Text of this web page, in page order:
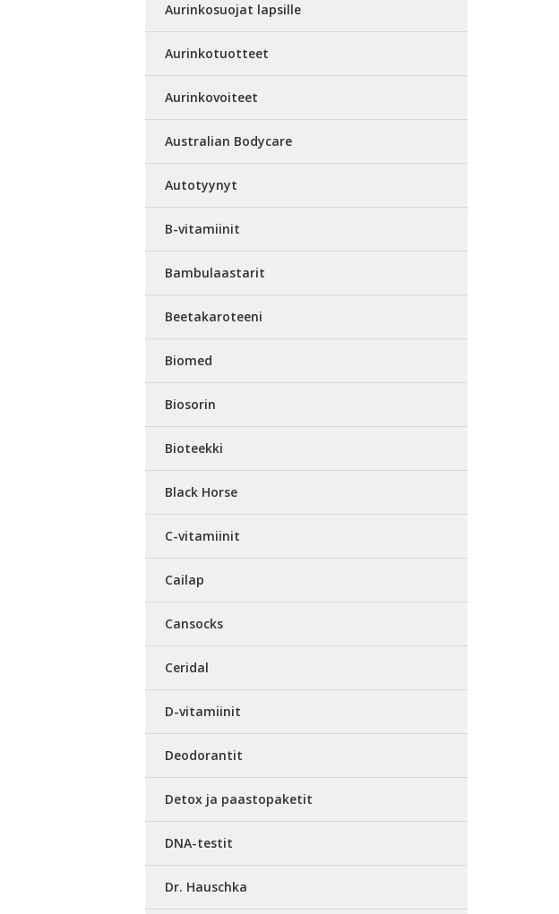
Aurinkosuojat lapsille
Aurinkotuotteet
Aurinkovoiteet
Australian Bodycare
Autotyynyt
B-vitamiinit
Bambulaastarit
Beetakaroteeni
Biomed
Biosorin
Bioteekki
Black Horse
C-vitamiinit
Cailap
Cansocks
Ceridal
D-vitamiinit
Deodorantit
Detox ja paastopaketit
DNA-testit
Dr. Hauschka